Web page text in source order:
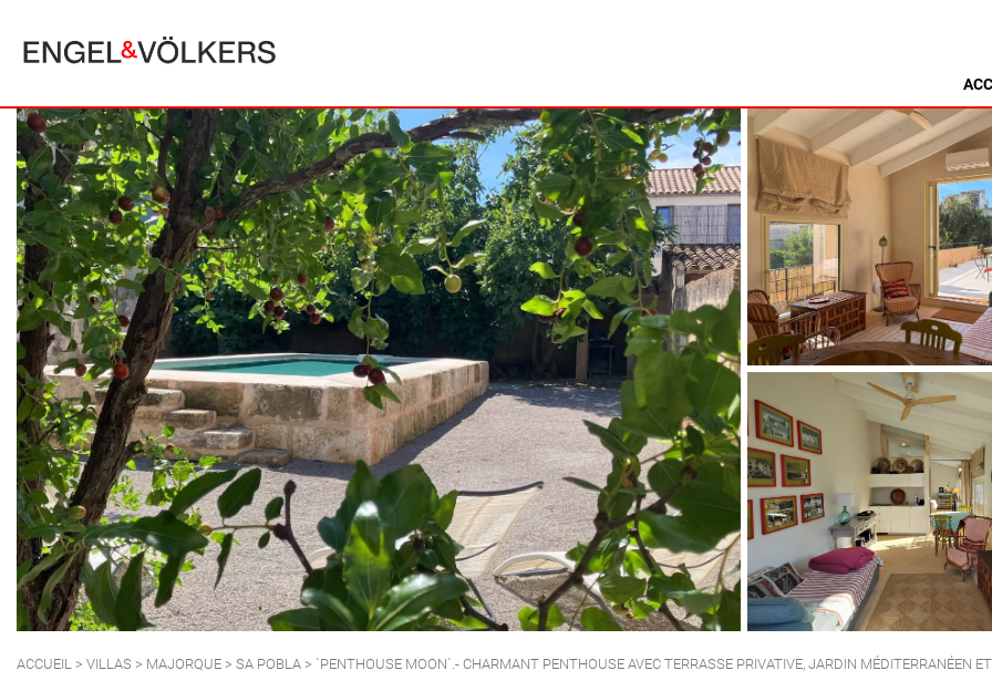
MAJORQUE
ALCUDIA
BONAIRE
BÚGER
CALA SAN VICENTE
CAMPANET
FORMENTOR
MANRESA-MAL PAS
PLAYA DE MURO
POLLENSA
PUERTO ALCUDIA
PUERTO POLLENSA
SA POBLA
SANTA MARGARITA
SON SERRA DE MARINA
MINORQUE
ALCAUFAR
ARENAL D'EN CASTELL
BINIDALÍ
BINISAFULLER - CAP D´EN FONT
CALA BLANCA
CALA GALDANA
CALA MORELL
CALA'N BRUT
CALA'N PORTER
CIUTADELLA
ACCUEIL > VILLAS > MAJORQUE > SA POBLA > `PENTHOUSE MOON`.- CHARMANT PENTHOUSE AVEC TERRASSE PRIVATIVE, JARDIN MÉDITERRANÉEN